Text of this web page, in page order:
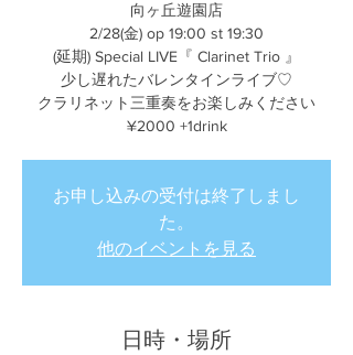
向ヶ丘遊園店
2/28(金) op 19:00 st 19:30
(延期) Special LIVE『 Clarinet Trio 』
少し遅れたバレンタインライブ♡
クラリネット三重奏をお楽しみください
¥2000 +1drink
お申し込みの受付は終了しまし
た。
他のイベントを見る
日時・場所